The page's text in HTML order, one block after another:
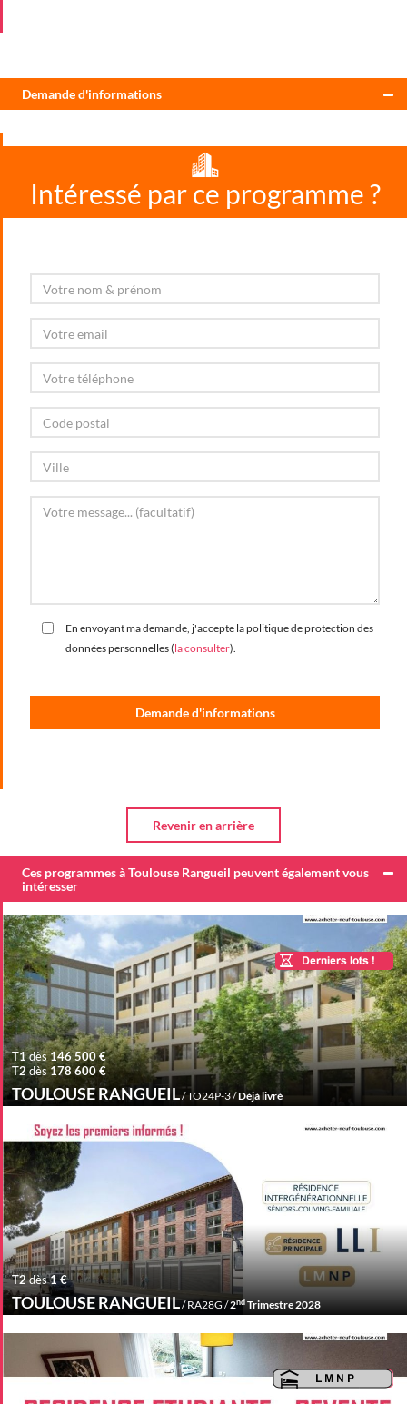
Demande d'informations
Intéressé par ce programme ?
En envoyant ma demande, j'accepte la politique de protection des
données personnelles (la consulter).
Ces programmes à Toulouse Rangueil peuvent également vous
intéresser
T1dès146 500 €
T2dès178 600 €
TOULOUSE RANGUEIL/ TO24P-3 /Déjà livré
T2dès1 €
TOULOUSE RANGUEIL/ RA28G /2ndTrimestre 2028